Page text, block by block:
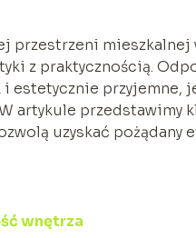
mieszkalnej
z praktycznością.
estetycznie przyjemne,
artykule przedstawimy
uzyskać pożądany
wnętrza